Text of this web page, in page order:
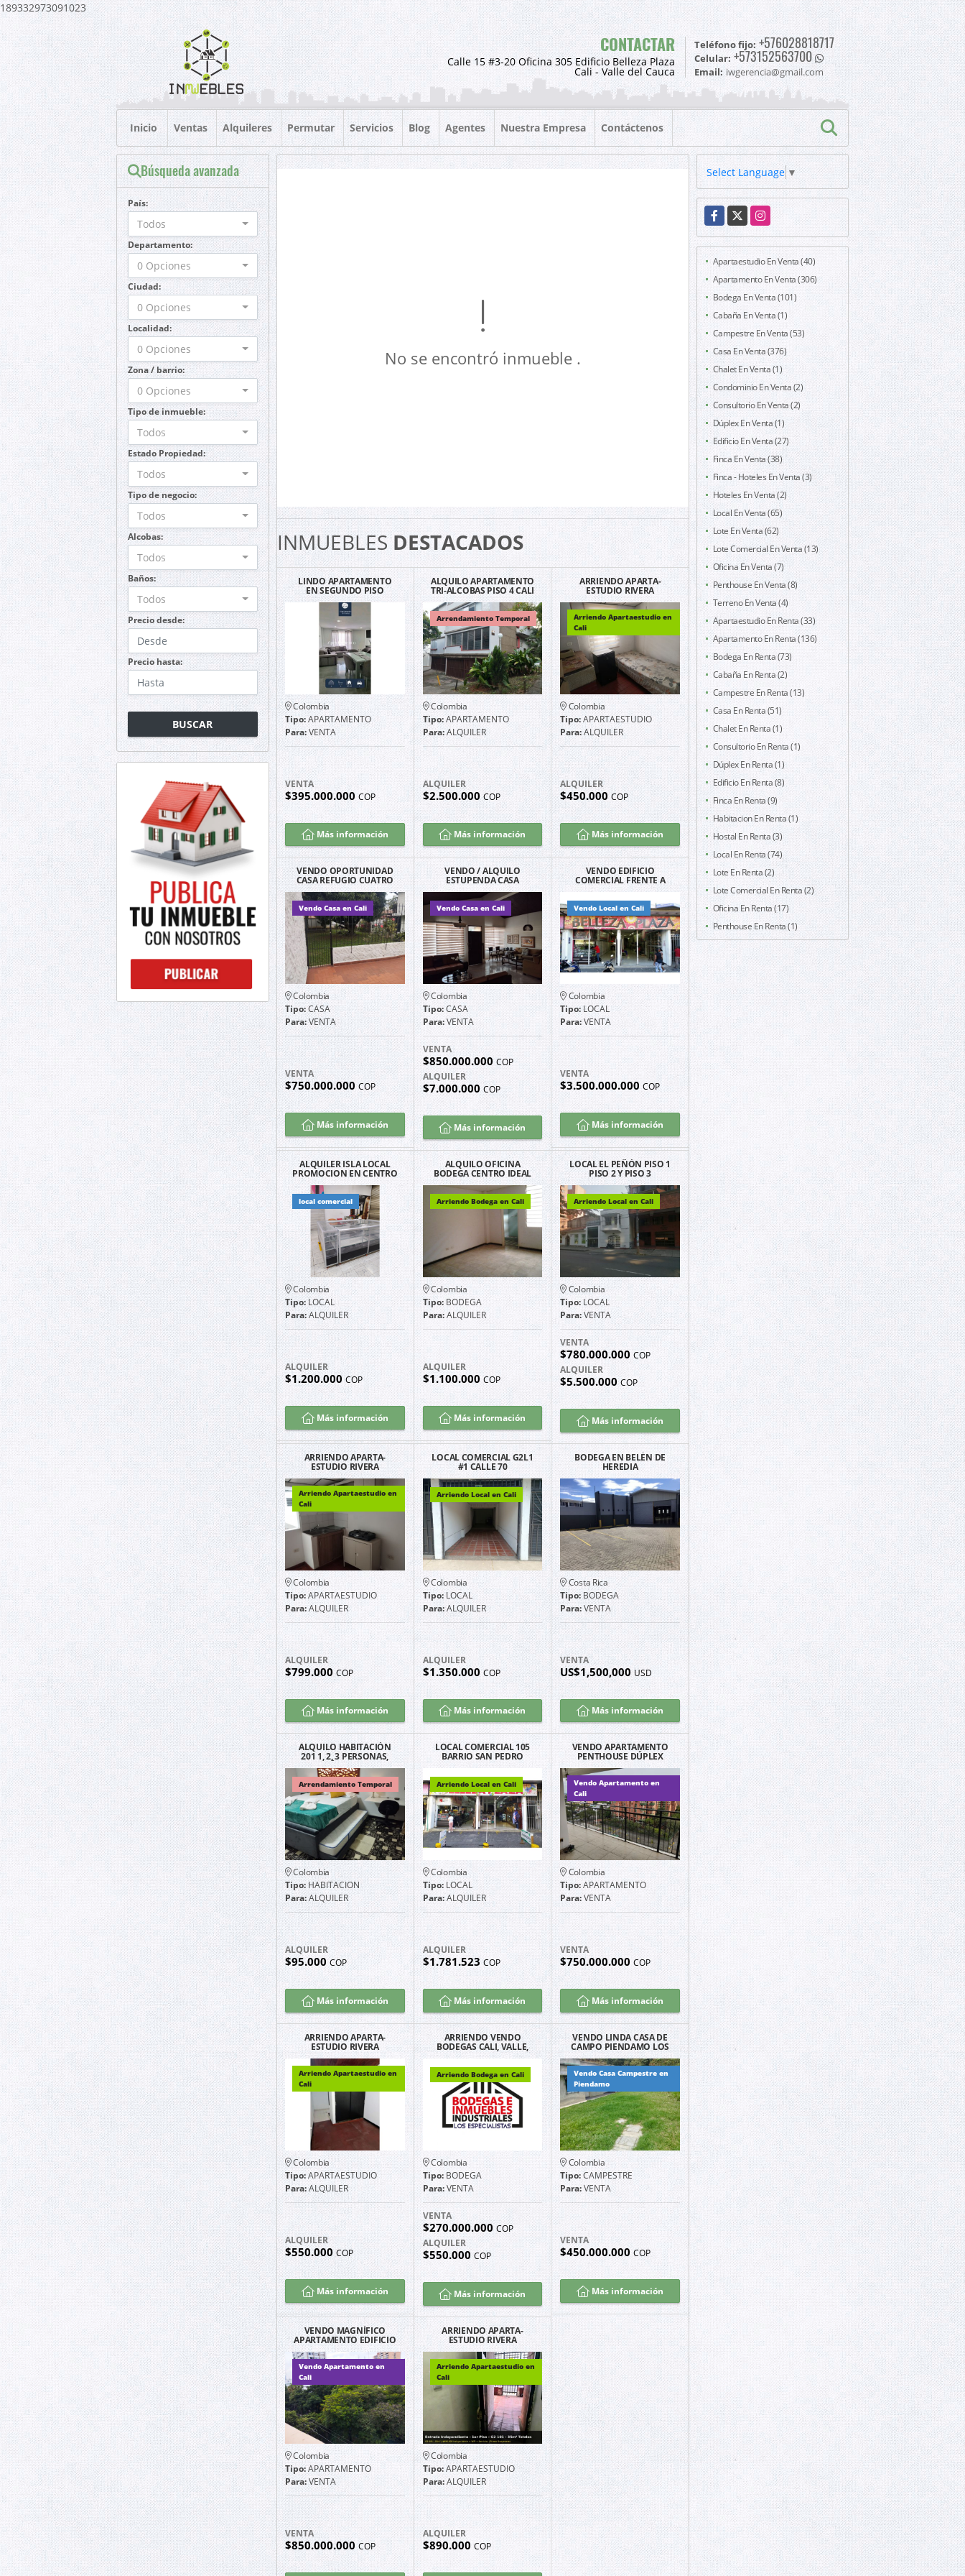
189332973091023
CONTACTAR
Calle 15 #3-20 Oficina 305 Edificio Belleza Plaza
Cali - Valle del Cauca
Teléfono fijo: +576028818717
Celular: +573152563700
Email: iwgerencia@gmail.com
Inicio Ventas Alquileres Permutar Servicios Blog Agentes Nuestra Empresa Contáctenos
Búsqueda avanzada
País:
Todos
Departamento:
0 Opciones
Ciudad:
0 Opciones
Localidad:
0 Opciones
Zona / barrio:
0 Opciones
Tipo de inmueble:
Todos
Estado Propiedad:
Todos
Tipo de negocio:
Todos
Alcobas:
Todos
Baños:
Todos
Precio desde:
Precio hasta:
BUSCAR
No se encontró inmueble .
INMUEBLESDESTACADOS
LINDO APARTAMENTO
EN SEGUNDO PISO
ESQUINERO EN VENTA -
CARMEN VIBORAL.
Colombia
Tipo:APARTAMENTO
Para:VENTA
VENTA
$395.000.000 COP
Más información
ALQUILO APARTAMENTO
TRI-ALCOBAS PISO 4 CALI
SAN FERNANDO POR
MESES
Arrendamiento Temporal
Colombia
Tipo:APARTAMENTO
Para:ALQUILER
ALQUILER
$2.500.000COP
Más información
ARRIENDO APARTA-
ESTUDIO RIVERA
GUAYACANES EXCELENTE
UBICACIÓN G1203
Arriendo Apartaestudio en
Cali
Colombia
Tipo:APARTAESTUDIO
Para:ALQUILER
ALQUILER
$450.000COP
Más información
VENDO OPORTUNIDAD
CASA REFUGIO CUATRO
ALCOBAS
Vendo Casa en Cali
Colombia
Tipo:CASA
Para:VENTA
VENTA
$750.000.000 COP
Más información
VENDO / ALQUILO
ESTUPENDA CASA
BARRIO LA FLORA CALI
Vendo Casa en Cali
Colombia
Tipo:CASA
Para:VENTA
VENTA
$850.000.000COP
ALQUILER
$7.000.000COP
Más información
VENDO EDIFICIO
COMERCIAL FRENTE A
MIO SAN PEDRO EN CALI
Vendo Local en Cali
Colombia
Tipo:LOCAL
Para:VENTA
VENTA
$3.500.000.000COP
Más información
ALQUILER ISLA LOCAL
PROMOCION EN CENTRO
COMERCIAL BELLEZA
PLAZA
local comercial
Colombia
Tipo:LOCAL
Para:ALQUILER
ALQUILER
$1.200.000COP
Más información
ALQUILO OFICINA
BODEGA CENTRO IDEAL
COMERCIANTES
Arriendo Bodega en Cali
Colombia
Tipo:BODEGA
Para:ALQUILER
ALQUILER
$1.100.000COP
Más información
LOCAL EL PEÑÓN PISO 1
PISO 2 Y PISO 3
Arriendo Local en Cali
Colombia
Tipo: LOCAL
Para:VENTA
VENTA
$780.000.000COP
ALQUILER
$5.500.000COP
Más información
ARRIENDO APARTA-
ESTUDIO RIVERA
GUAYACANES EXCELENTE
UBICACIÓN G1201
Arriendo Apartaestudio en
Cali
Colombia
Tipo:APARTAESTUDIO
Para:ALQUILER
ALQUILER
$799.000COP
Más información
LOCAL COMERCIAL G2L1
#1 CALLE 70
NORORIENTE PARQUEO
Arriendo Local en Cali
Colombia
Tipo:LOCAL
Para:ALQUILER
ALQUILER
$1.350.000COP
Más información
BODEGA EN BELÉN DE
HEREDIA
Costa Rica
Tipo:BODEGA
Para:VENTA
VENTA
US$1,500,000USD
Más información
ALQUILO HABITACIÓN
201 1, 2, 3 PERSONAS,
POR DÍAS, CALI SAN
FERNANDO
Arrendamiento Temporal
Colombia
Tipo:HABITACION
Para:ALQUILER
ALQUILER
$95.000COP
Más información
LOCAL COMERCIAL 105
BARRIO SAN PEDRO
BELLEZA PLAZA
Arriendo Local en Cali
Colombia
Tipo:LOCAL
Para:ALQUILER
ALQUILER
$1.781.523 COP
Más información
VENDO APARTAMENTO
PENTHOUSE DÚPLEX
FRENTE A CHIPICHAPE
NORTE DE CALI
Vendo Apartamento en
Cali
Colombia
Tipo:APARTAMENTO
Para:VENTA
VENTA
$750.000.000COP
Más información
ARRIENDO APARTA-
ESTUDIO RIVERA
GUAYACANES EXCELENTE
UBICACIÓN G2202
Arriendo Apartaestudio en
Cali
Colombia
Tipo:APARTAESTUDIO
Para:ALQUILER
ALQUILER
$550.000 COP
Más información
ARRIENDO VENDO
BODEGAS CALI, VALLE,
COLOMBIA Y PANAMA
Arriendo Bodega en Cali
Colombia
Tipo:BODEGA
Para:VENTA
VENTA
$270.000.000COP
ALQUILER
$550.000COP
Más información
VENDO LINDA CASA DE
CAMPO PIENDAMO LOS
ALPES CAUCA
Vendo Casa Campestre en
Piendamo
Colombia
Tipo:CAMPESTRE
Para:VENTA
VENTA
$450.000.000COP
Más información
VENDO MAGNÍFICO
APARTAMENTO EDIFICIO
LAS FUENTES GRANADA
NORTE CALI
Vendo Apartamento en
Cali
Colombia
Tipo:APARTAMENTO
Para:VENTA
VENTA
$850.000.000 COP
ARRIENDO APARTA-
ESTUDIO RIVERA
GUAYACANES EXCELENTE
UBICACIÓN G2101
Arriendo Apartaestudio en
Cali
Colombia
Tipo:APARTAESTUDIO
Para:ALQUILER
ALQUILER
$890.000 COP
Select Language ▼
Facebook
X Instagram
Apartaestudio En Venta (40)
Apartamento En Venta (306)
Bodega En Venta (101)
Cabaña En Venta (1)
Campestre En Venta (53)
Casa En Venta (376)
Chalet En Venta (1)
Condominio En Venta (2)
Consultorio En Venta (2)
Dúplex En Venta (1)
Edificio En Venta (27)
Finca En Venta (38)
Finca - Hoteles En Venta (3)
Hoteles En Venta (2)
Local En Venta (65)
Lote En Venta (62)
Lote Comercial En Venta (13)
Oficina En Venta (7)
Penthouse En Venta (8)
Terreno En Venta (4)
Apartaestudio En Renta (33)
Apartamento En Renta (136)
Bodega En Renta (73)
Cabaña En Renta (2)
Campestre En Renta (13)
Casa En Renta (51)
Chalet En Renta (1)
Consultorio En Renta (1)
Dúplex En Renta (1)
Edificio En Renta (8)
Finca En Renta (9)
Habitacion En Renta (1)
Hostal En Renta (3)
Local En Renta (74)
Lote En Renta (2)
Lote Comercial En Renta (2)
Oficina En Renta (17)
Penthouse En Renta (1)